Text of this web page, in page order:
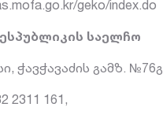
geko/index.do
საელჩო
ჭავჭავაძის გამზ. №76გ
2311 161,